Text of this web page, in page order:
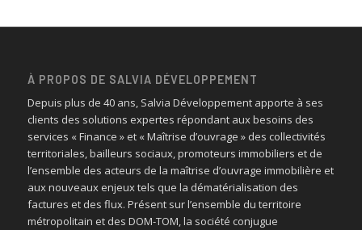
À PROPOS DE SALVIA DÉVELOPPEMENT
Depuis plus de 40 ans, Salvia Développement apporte à ses
clients des solutions expertes répondant aux besoins des
services « Finance » et « Maîtrise d’ouvrage » des collectivités
territoriales, bailleurs sociaux, promoteurs immobiliers et de
l’ensemble des acteurs de la maîtrise d’ouvrage immobilière et
aux nouveaux enjeux tels que la dématérialisation des
factures et des flux. Présent sur l’ensemble du territoire
métropolitain et des DOM-TOM, la société conjugue